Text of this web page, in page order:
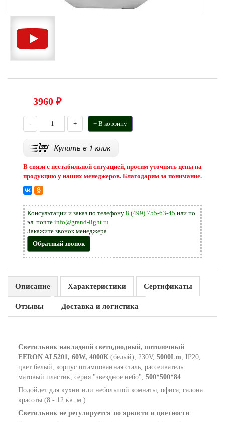
3960 ₽
- + + В корзину
В связи с нестабильной ситуацией, просим уточнять цены на
продукцию у наших менеджеров. Благодарим за понимание.
Консультации и заказ по телефону 8 (499) 755-63-45 или по
эл. почте info@grand-light.ru.
Закажите звонок менеджера
Обратный звонок
Описание Характеристики Сертификаты
Отзывы Доставка и логистика
Светильник накладной светодиодный, потолочный
FERON AL5201, 60W, 4000К (белый), 230V, 5000Lm, IP20,
цвет белый, корпус штампованная сталь, рассеиватель
матовый пластик, серия "звездное небо", 500*500*84
Подойдет для кухни или небольшой комнаты, офиса, салона
красоты (8 - 12 кв. м.)
Светильник не регулируется по яркости и цветности